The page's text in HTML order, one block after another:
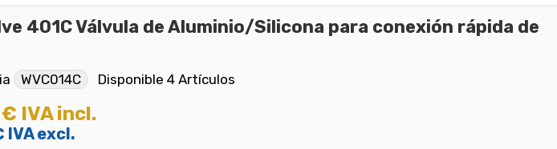
401C Válvula de Aluminio/Silicona para conexión rápida de
WVC014C Disponible 4 Artículos
IVA incl.
IVA excl.